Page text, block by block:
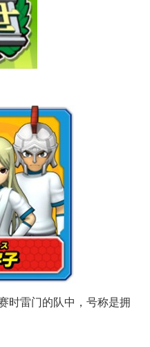
时雷门的队中，号称是拥